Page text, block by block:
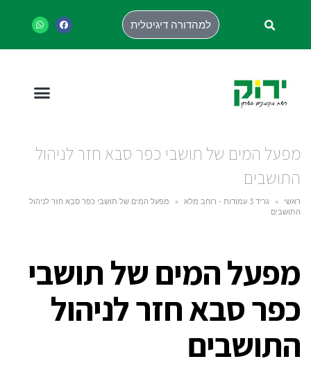
למהדורה דיגיטלית
מפעל המים של תושבי כפר סבא חזר לניהול
התושבים
ראשי » גריד 3 עמודות - רוחב מלא »
מפעל המים של תושבי כפר סבא חזר לניהול
התושבים
מפעל המים של תושבי
כפר סבא חזר לניהול
התושבים